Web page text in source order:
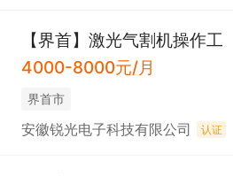
4000-8000元/月
界首市
安徽锐光电子科技有限公司 认证